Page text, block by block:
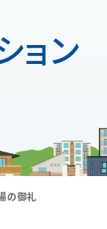
ョン
の御礼